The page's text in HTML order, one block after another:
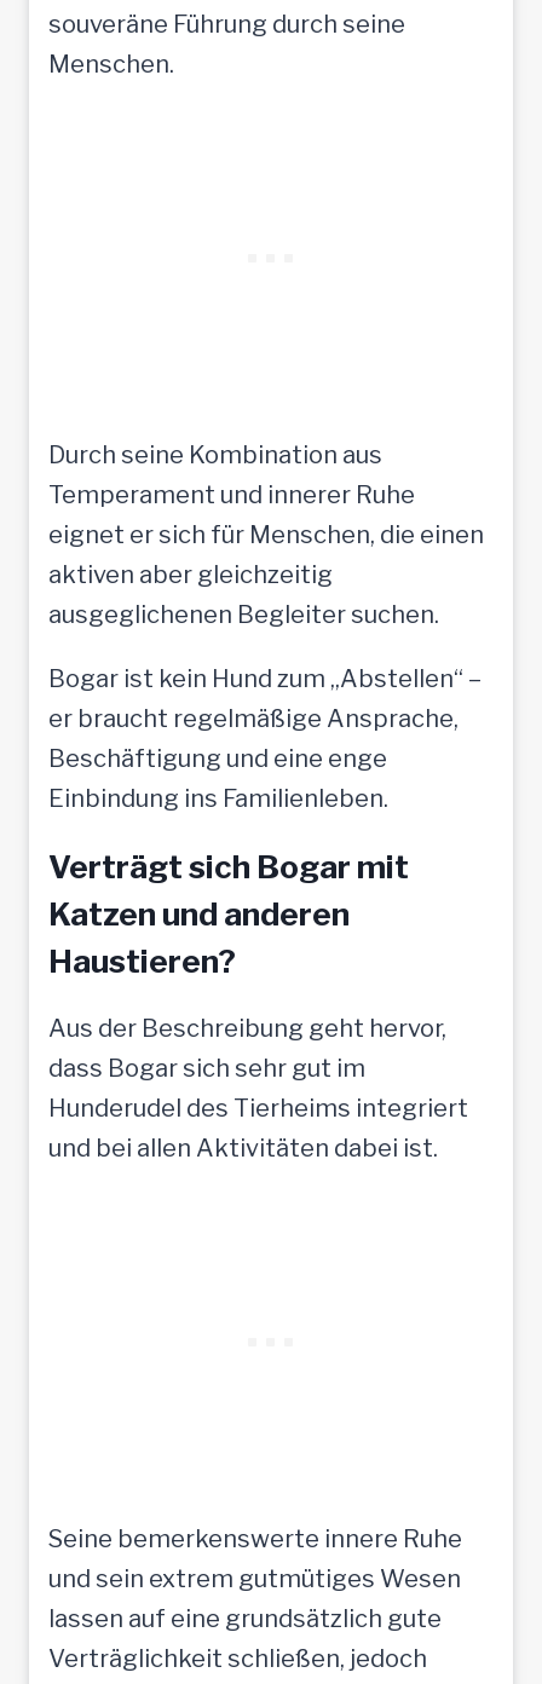
souveräne Führung durch seine
Menschen.
Durch seine Kombination aus
Temperament und innerer Ruhe
eignet er sich für Menschen, die einen
aktiven aber gleichzeitig
ausgeglichenen Begleiter suchen.
Bogar ist kein Hund zum „Abstellen“ –
er braucht regelmäßige Ansprache,
Beschäftigung und eine enge
Einbindung ins Familienleben.
Verträgt sich Bogar mit
Katzen und anderen
Haustieren?
Aus der Beschreibung geht hervor,
dass Bogar sich sehr gut im
Hunderudel des Tierheims integriert
und bei allen Aktivitäten dabei ist.
Seine bemerkenswerte innere Ruhe
und sein extrem gutmütiges Wesen
lassen auf eine grundsätzlich gute
Verträglichkeit schließen, jedoch